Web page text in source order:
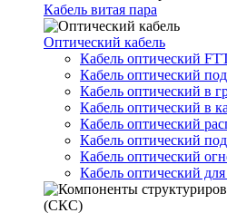
Кабель витая пара
Оптический кабель
Кабель оптический
Кабель оптический
Кабель оптический в
Кабель оптический в
Кабель оптический
Кабель оптический
Кабель оптический
Кабель оптический